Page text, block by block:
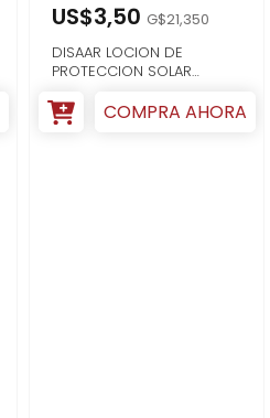
US$3,50 G$21,350
DISAAR LOCION DE
PROTECCION SOLAR
VITM...
COMPRA AHORA